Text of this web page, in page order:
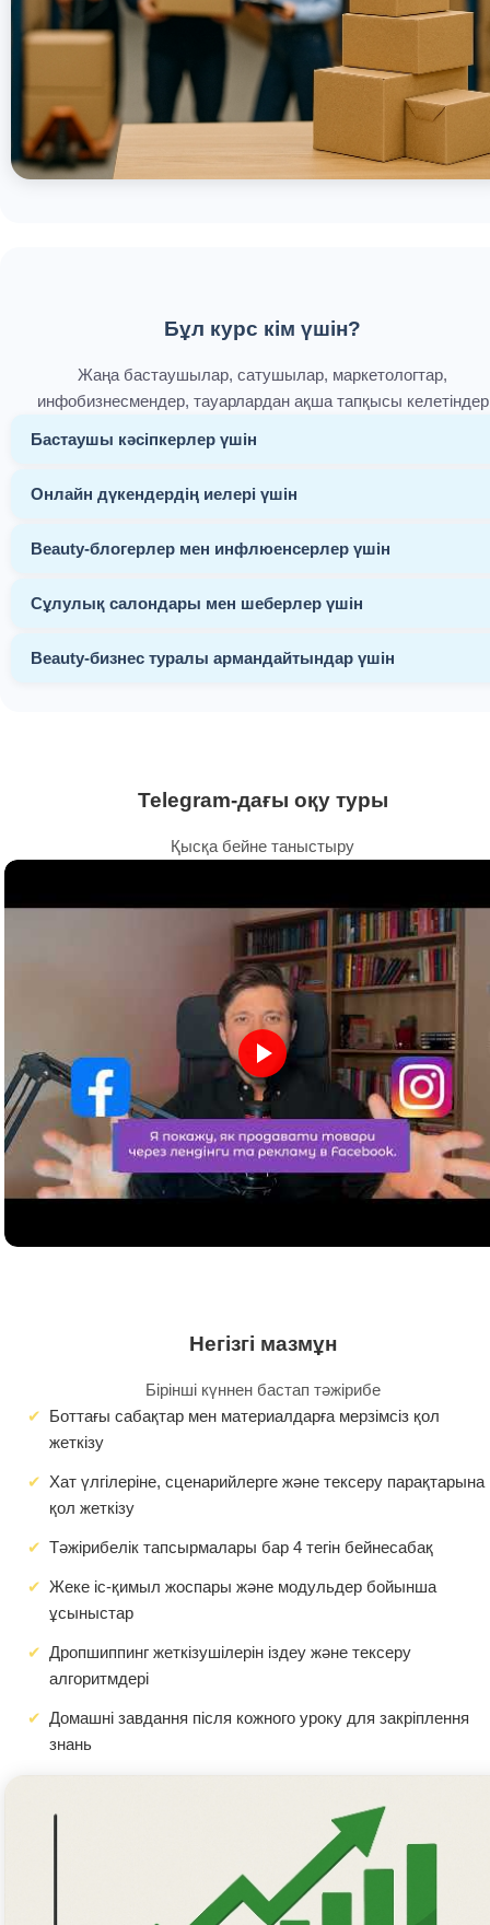
Бұл курс кім үшін?
Жаңа бастаушылар, сатушылар, маркетологтар,
инфобизнесмендер, тауарлардан ақша тапқысы келетіндер
Бастаушы кәсіпкерлер үшін
Онлайн дүкендердің иелері үшін
Beauty-блогерлер мен инфлюенсерлер үшін
Сұлулық салондары мен шеберлер үшін
Beauty-бизнес туралы армандайтындар үшін
Telegram-дағы оқу туры
Қысқа бейне таныстыру
Негізгі мазмұн
Бірінші күннен бастап тәжірибе
Боттағы сабақтар мен материалдарға мерзімсіз қол
жеткізу
Хат үлгілеріне, сценарийлерге және тексеру парақтарына
қол жеткізу
Тәжірибелік тапсырмалары бар 4 тегін бейнесабақ
Жеке іс-қимыл жоспары және модульдер бойынша
ұсыныстар
Дропшиппинг жеткізушілерін іздеу және тексеру
алгоритмдері
Домашні завдання після кожного уроку для закріплення
знань